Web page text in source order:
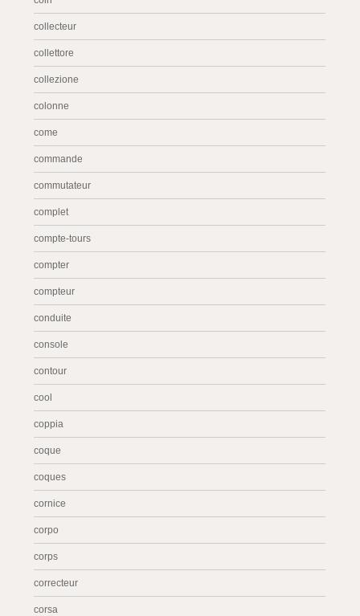
collecteur
collettore
collezione
colonne
come
commande
commutateur
complet
compte-tours
compter
compteur
conduite
console
contour
cool
coppia
coque
coques
cornice
corpo
corps
correcteur
corsa